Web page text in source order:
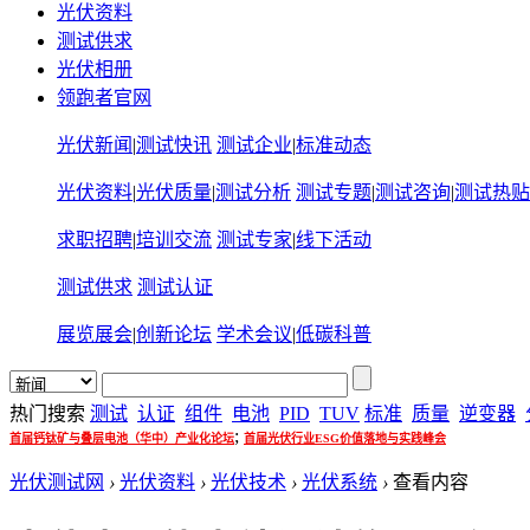
光伏资料
测试供求
光伏相册
领跑者官网
光伏新闻 |测试快讯 测试企业|标准动态
光伏资料|光伏质量|测试分析 测试专题|测试咨询|测试热贴
求职招聘|培训交流 测试专家|线下活动
测试供求 测试认证
展览展会|创新论坛 学术会议|低碳科普
热门搜索 测试 认证 组件 电池 PID TUV 标准 质量 逆变器
首届钙钛矿与叠层电池（华中）产业化论坛; 首届光伏行业ESG价值落地与实践峰会
光伏测试网 › 光伏资料 › 光伏技术 › 光伏系统 › 查看内容